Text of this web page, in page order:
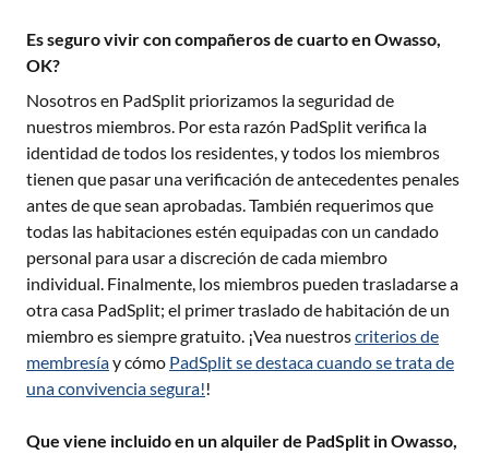
Es seguro vivir con compañeros de cuarto en Owasso,
OK?
Nosotros en PadSplit priorizamos la seguridad de
nuestros miembros. Por esta razón PadSplit verifica la
identidad de todos los residentes, y todos los miembros
tienen que pasar una verificación de antecedentes penales
antes de que sean aprobadas. También requerimos que
todas las habitaciones estén equipadas con un candado
personal para usar a discreción de cada miembro
individual. Finalmente, los miembros pueden trasladarse a
otra casa PadSplit; el primer traslado de habitación de un
miembro es siempre gratuito. ¡Vea nuestroscriterios de
membresíay cómo PadSplit se destaca cuando se trata de
una convivencia segura!!
Que viene incluido en un alquiler de PadSplit in Owasso,